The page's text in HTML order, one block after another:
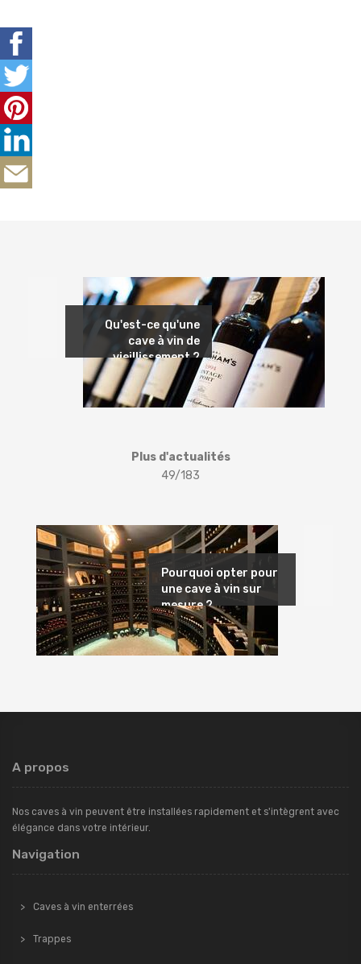
Précédent
Qu'est-ce qu'une
cave à vin de
vieillissement ?
Plus d'actualités
49/183
Suivant
Pourquoi opter pour
une cave à vin sur
mesure ?
A propos
Nos caves à vin peuvent être installées rapidement et s'intègrent avec
élégance dans votre intérieur.
Navigation
Caves à vin enterrées
Trappes